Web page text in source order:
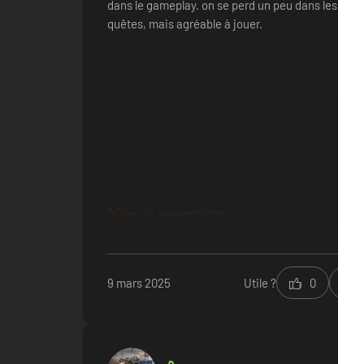
dans le gameplay. on se perd un peu dans les
quêtes, mais agréable à jouer.
9 mars 2025 Utile ? 0